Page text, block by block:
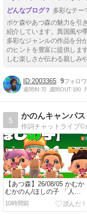
多彩なテー
ポケ森やあつ森の魅力を引
紹介しています。異国風や
多彩なジャンルの作品を分
のヒントを豊富に提供しま
しむ楽しさが伝わる親しみ
2003365 9
週間IN:70 週間OUT:190
5
かのんキャンパス
【あつ森】26/08/05 かむか
むかのん/ほしの子 「人命
＞売上金💢」 vol.1484
10時間前